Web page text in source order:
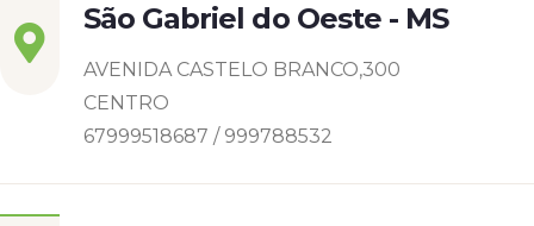
São Gabriel do Oeste - MS
AVENIDA CASTELO BRANCO,300
CENTRO
67999518687 / 999788532